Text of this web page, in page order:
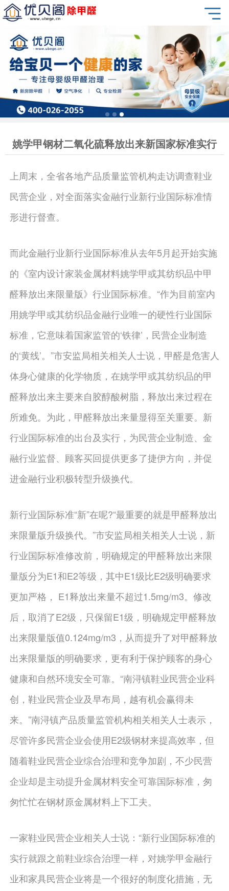
姚学甲钢材二氧化硫释放出来新国家标准实行
上周末，全省各地产品质量监管机构走访调查鞋业
民营企业，对全面落实金融行业新行业国际标准情
形进行督查。
而此金融行业新行业国际标准从去年5月起开始实施
的《室内设计家装金属材料姚学甲或其纺织品中甲
醛释放出来限量版》行业国际标准。“作为目前室内
用姚学甲或其纺织品金融行业唯一的硬性行业国际
标准，它意味着国家监管的‘铁律’，民营企业制造
的‘黄线’。”市安监局相关相关人士说，甲醛是危害人
体身心健康的化学物质，在姚学甲或其纺织品的甲
醛释放出来主要来自胶醇酸树脂，释放出来过程在
所难免。为此，甲醛释放出来量显得至关重要。新
行业国际标准的出台及实行，为民营企业制造、金
融行业监督、顾客买回提供更多了捷伊方向，并促
进金融行业积极转型升级换代。
新行业国际标准“新”在呢?“最重要的就是甲醛释放出
来限量版升级换代。”市安监局相关相关人士说，新
行业国际标准修改前，明确规定的甲醛释放出来限
量版分为E1和E2等级，其中E1级比E2级明确要求
更加严格， E1释放出来量不超过1.5mg/m3。修改
后，取消了E2级，只保留E1级，明确规定甲醛释放
出来限量版值0.124mg/m3，从而提升了对甲醛释放
出来限量版的明确要求，更有利于保护顾客的身心
健康和自然环境安全可靠。“南浔镇鞋业民营企业科
创，鞋业民营企业及早布局，越有机会赢得未
来。”南浔镇产品质量监管机构相关相关人士表示，
尽管许多民营企业会使用E2级钢材来提高效率，但
随着鞋业民营企业综合治理和竞争加剧，不少民营
企业却是主动提升金属材料安全可靠国际标准，匆
匆忙忙在钢材原金属材料上下工夫。
一家鞋业民营企业相关人士说：“新行业国际标准的
实行就跟之前鞋业综合治理一样，对姚学甲金融行
业和家具民营企业将是一个很好的制度化措施，无